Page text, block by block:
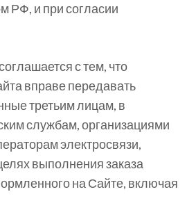
РФ, и при согласии
с тем, что
вправе передавать
третьим лицам, в
службам, организациями
электросвязи,
выполнения заказа
на Сайте, включая